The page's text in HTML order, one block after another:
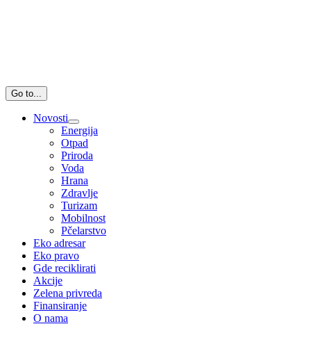
Go to...
Novosti
Energija
Otpad
Priroda
Voda
Hrana
Zdravlje
Turizam
Mobilnost
Pčelarstvo
Eko adresar
Eko pravo
Gde reciklirati
Akcije
Zelena privreda
Finansiranje
O nama